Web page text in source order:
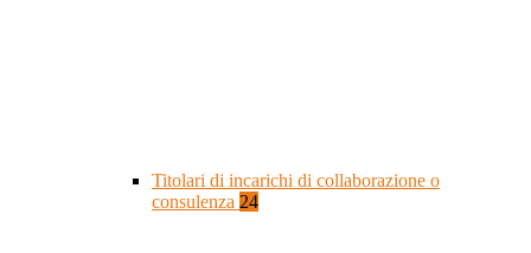
Titolari di incarichi di collaborazione o
consulenza 24